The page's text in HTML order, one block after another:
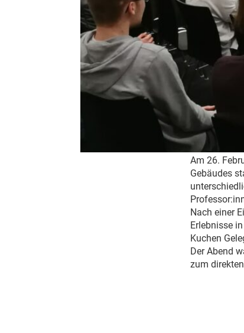
Am 26.
Gebäudes
Nach einer
Erlebnisse
Kuchen
Der Abend
zum